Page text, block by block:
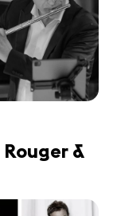
Rouger &